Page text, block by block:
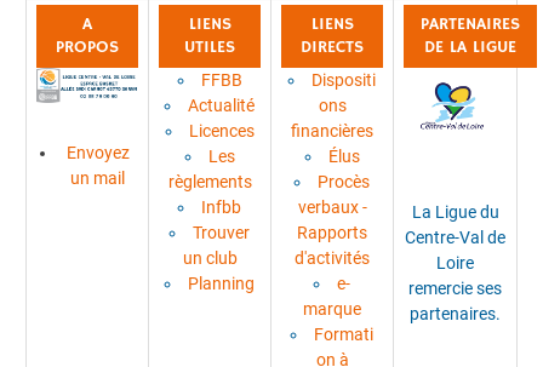
A
PROPOS
Envoyez
un mail
LIENS
UTILES
FFBB
Actualité
Licences
Les
règlements
Infbb
Trouver
un club
Planning
LIENS
DIRECTS
Dispositi
ons
financières
Élus
Procès
verbaux -
Rapports
d'activités
e-
marque
Formati
on à
PARTENAIRES
DE LA LIGUE
La Ligue du
Centre-Val de
Loire
remercie ses
partenaires.